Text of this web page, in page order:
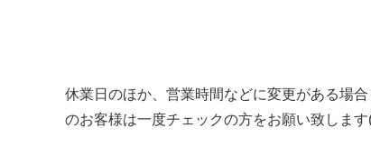
休業日のほか、営業時間などに変更がある場
のお客様は一度チェックの方をお願い致しま